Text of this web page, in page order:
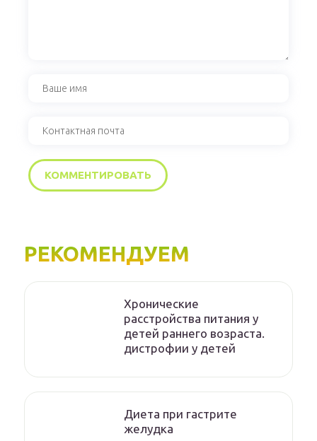
РЕКОМЕНДУЕМ
Хронические
расстройства питания у
детей раннего возраста.
дистрофии у детей
Диета при гастрите
желудка